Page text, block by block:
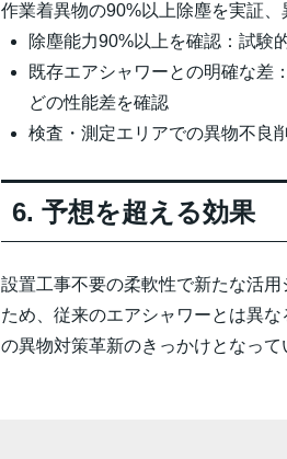
作業着異物の90%以上除塵を実証
除塵能力90%以上を確認：試験
既存エアシャワーとの明確な差
どの性能差を確認
検査・測定エリアでの異物不良
6. 予想を超える効果
設置工事不要の柔軟性で新たな活
ため、従来のエアシャワーとは異
の異物対策革新のきっかけとなって